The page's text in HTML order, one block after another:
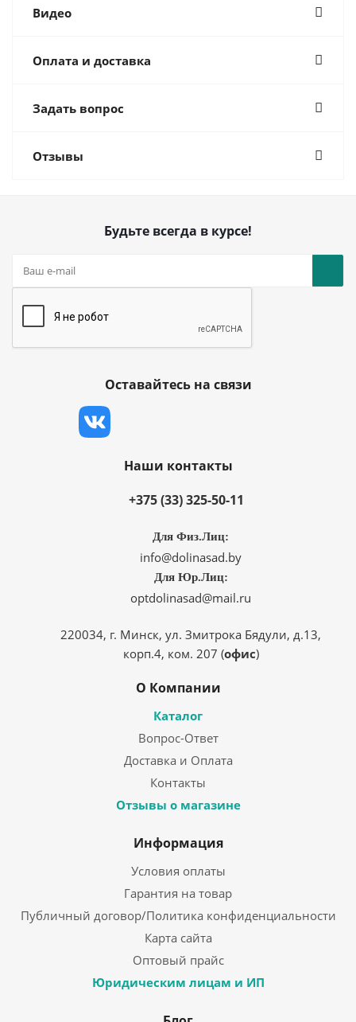
Видео
Оплата и доставка
Задать вопрос
Отзывы
Будьте всегда в курсе!
Оставайтесь на связи
Наши контакты
+375 (33) 325-50-11
Для Физ.Лиц:
info@dolinasad.by
Для Юр.Лиц:
optdolinasad@mail.ru
220034, г. Минск, ул. Змитрока Бядули, д.13,
корп.4, ком. 207 (офис)
О Компании
Каталог
Вопрос-Ответ
Доставка и Оплата
Контакты
Отзывы о магазине
Информация
Условия оплаты
Гарантия на товар
Публичный договор/Политика конфиденциальности
Карта сайта
Оптовый прайс
Юридическим лицам и ИП